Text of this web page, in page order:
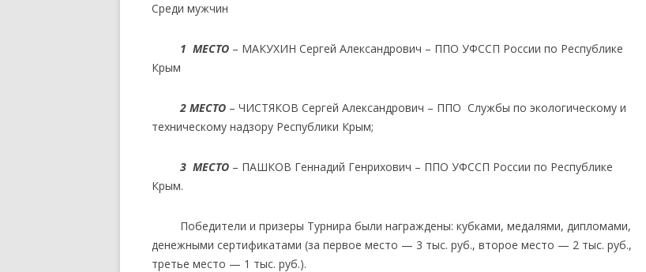
Среди мужчин
1 МЕСТО – МАКУХИН Сергей Александрович – ППО УФССП России по Республике
Крым
2 МЕСТО – ЧИСТЯКОВ Сергей Александрович – ППО Службы по экологическому и
техническому надзору Республики Крым;
3 МЕСТО – ПАШКОВ Геннадий Генрихович – ППО УФССП России по Республике
Крым.
Победители и призеры Турнира были награждены: кубками, медалями, дипломами,
денежными сертификатами (за первое место — 3 тыс. руб., второе место — 2 тыс. руб.,
третье место — 1 тыс. руб.).